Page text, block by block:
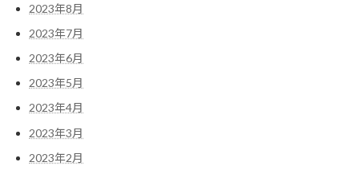
2023年8月
2023年7月
2023年6月
2023年5月
2023年4月
2023年3月
2023年2月